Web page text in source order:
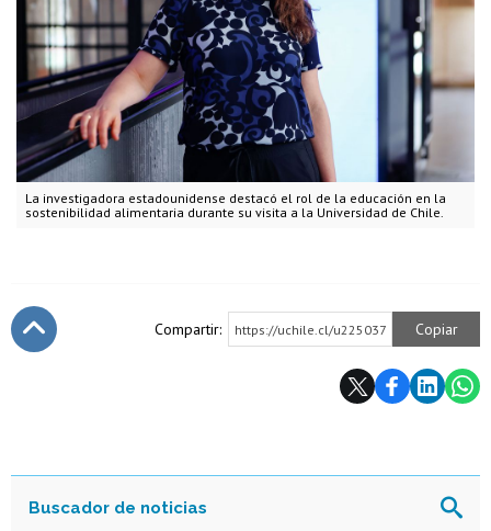
La investigadora estadounidense destacó el rol de la educación en la
sostenibilidad alimentaria durante su visita a la Universidad de Chile.
Compartir: https://uchile.cl/u225037 Copiar